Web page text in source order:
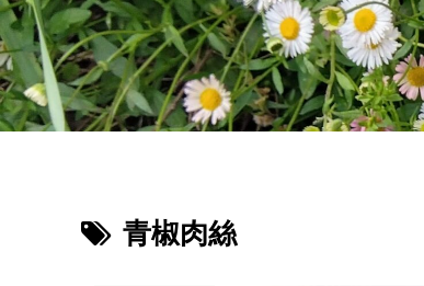
青椒肉絲